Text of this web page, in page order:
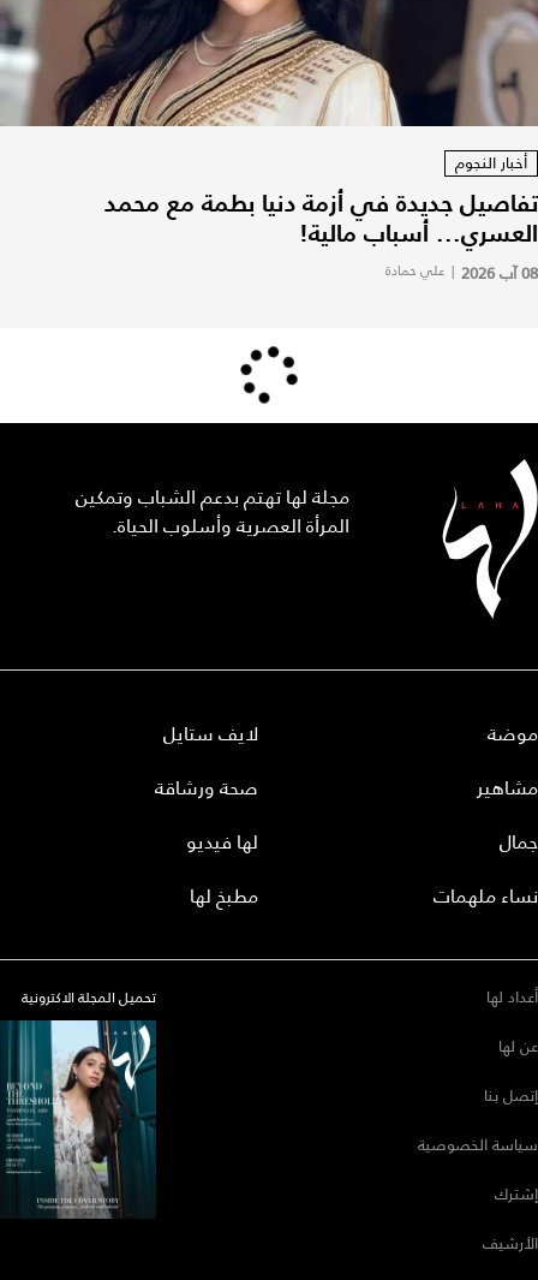
أخبار النجوم
تفاصيل جديدة في أزمة دنيا بطمة مع محمد
العسري... أسباب مالية!
08 آب 2026 | علي حمادة
مجلة لها تهتم بدعم الشباب وتمكين
المرأة العصرية وأسلوب الحياة.
موضة
مشاهير
جمال
نساء ملهمات
لايف ستايل
صحة ورشاقة
لها فيديو
مطبخ لها
أعداد لها
عن لها
إتصل بنا
سياسة الخصوصية
إشترك
الأرشيف
تحميل المجلة الاكترونية